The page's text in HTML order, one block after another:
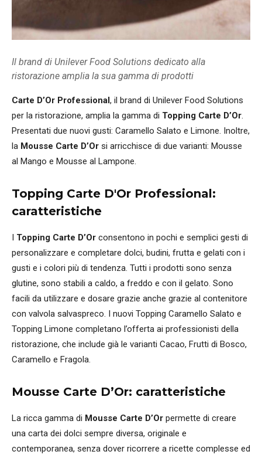
Il brand di Unilever Food Solutions dedicato alla
ristorazione amplia la sua gamma di prodotti
Carte D’Or Professional , il brand di Unilever Food Solutions
per la ristorazione, amplia la gamma di Topping Carte D’Or.
Presentati due nuovi gusti: Caramello Salato e Limone. Inoltre,
la Mousse Carte D’Or si arricchisce di due varianti: Mousse
al Mango e Mousse al Lampone.
Topping Carte D'Or Professional:
caratteristiche
Topping Carte D’Or consentono in pochi e semplici gesti di
personalizzare e completare dolci, budini, frutta e gelati con i
gusti e i colori più di tendenza. Tutti i prodotti sono senza
glutine, sono stabili a caldo, a freddo e con il gelato. Sono
facili da utilizzare e dosare grazie anche grazie al contenitore
con valvola salvaspreco. I nuovi Topping Caramello Salato e
Topping Limone completano l’offerta ai professionisti della
ristorazione, che include già le varianti Cacao, Frutti di Bosco,
Caramello e Fragola.
Mousse Carte D’Or: caratteristiche
La ricca gamma di Mousse Carte D’Or permette di creare
una carta dei dolci sempre diversa, originale e
contemporanea, senza dover ricorrere a ricette complesse ed